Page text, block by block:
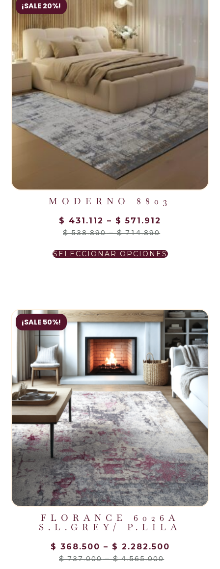
¡SALE 20%!
MODERNO 8803
$ 431.112 – $ 571.912
$538.890–$714.890
SELECCIONAR OPCIONES
¡SALE 50%!
FLORANCE 6026A
S.L.GREY/ P.LILA
$ 368.500 – $ 2.282.500
$737.000–$4.565.000